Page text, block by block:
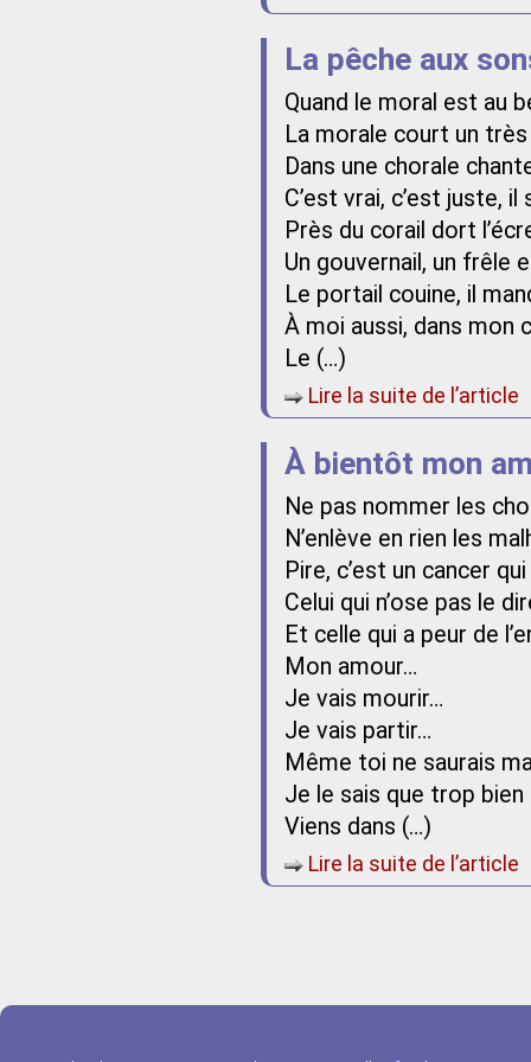
La pêche aux
Quand le moral est au
La morale court un
Dans une chorale
C’est vrai, c’est juste,
Près du corail dort
Un gouvernail, un frêle
Le portail couine, il
À moi aussi, dans mon
Le (…)
Lire la suite de l’article
À bientôt mon
Ne pas nommer les
N’enlève en rien les
Pire, c’est un cancer
Celui qui n’ose pas le
Et celle qui a peur de
Mon amour…
Je vais mourir…
Je vais partir…
Même toi ne saurais
Je le sais que trop bien
Viens dans (…)
Lire la suite de l’article